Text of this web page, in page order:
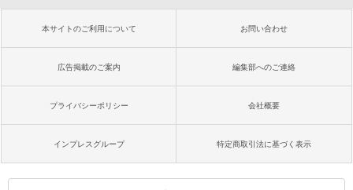
本サイトのご利用について お問い合わせ
広告掲載のご案内 編集部へのご連絡
プライバシーポリシー 会社概要
インプレスグループ 特定商取引法に基づく表示